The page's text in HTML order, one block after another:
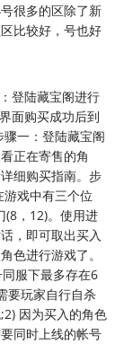
很多的区除了新
比较好，号也好
登陆藏宝阁进行
面购买成功后到
一：登陆藏宝阁
正在寄售的角
细购买指南。步
戏中有三个位
(8，12)。使用进
，即可取出买入
色进行游戏了。
服下最多存在6
要玩家自行自杀
因为买入的角色
同时上线的帐号